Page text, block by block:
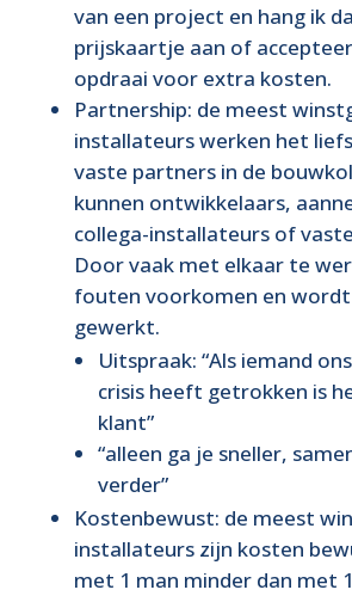
van een project en hang ik
prijskaartje aan of
opdraai voor extra kosten.
Partnership: de meest
installateurs werken het
vaste partners in de
kunnen ontwikkelaars,
collega-installateurs of
Door vaak met elkaar te
fouten voorkomen en
gewerkt.
Uitspraak: “Als iemand
crisis heeft getrokken is
klant”
“alleen ga je sneller,
verder”
Kostenbewust: de meest
installateurs zijn kosten
met 1 man minder dan met